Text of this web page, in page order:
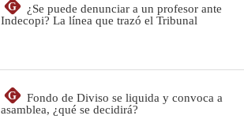
G
¿Se puede denunciar a un profesor ante
Indecopi? La línea que trazó el Tribunal
G
Fondo de Diviso se liquida y convoca a
asamblea, ¿qué se decidirá?